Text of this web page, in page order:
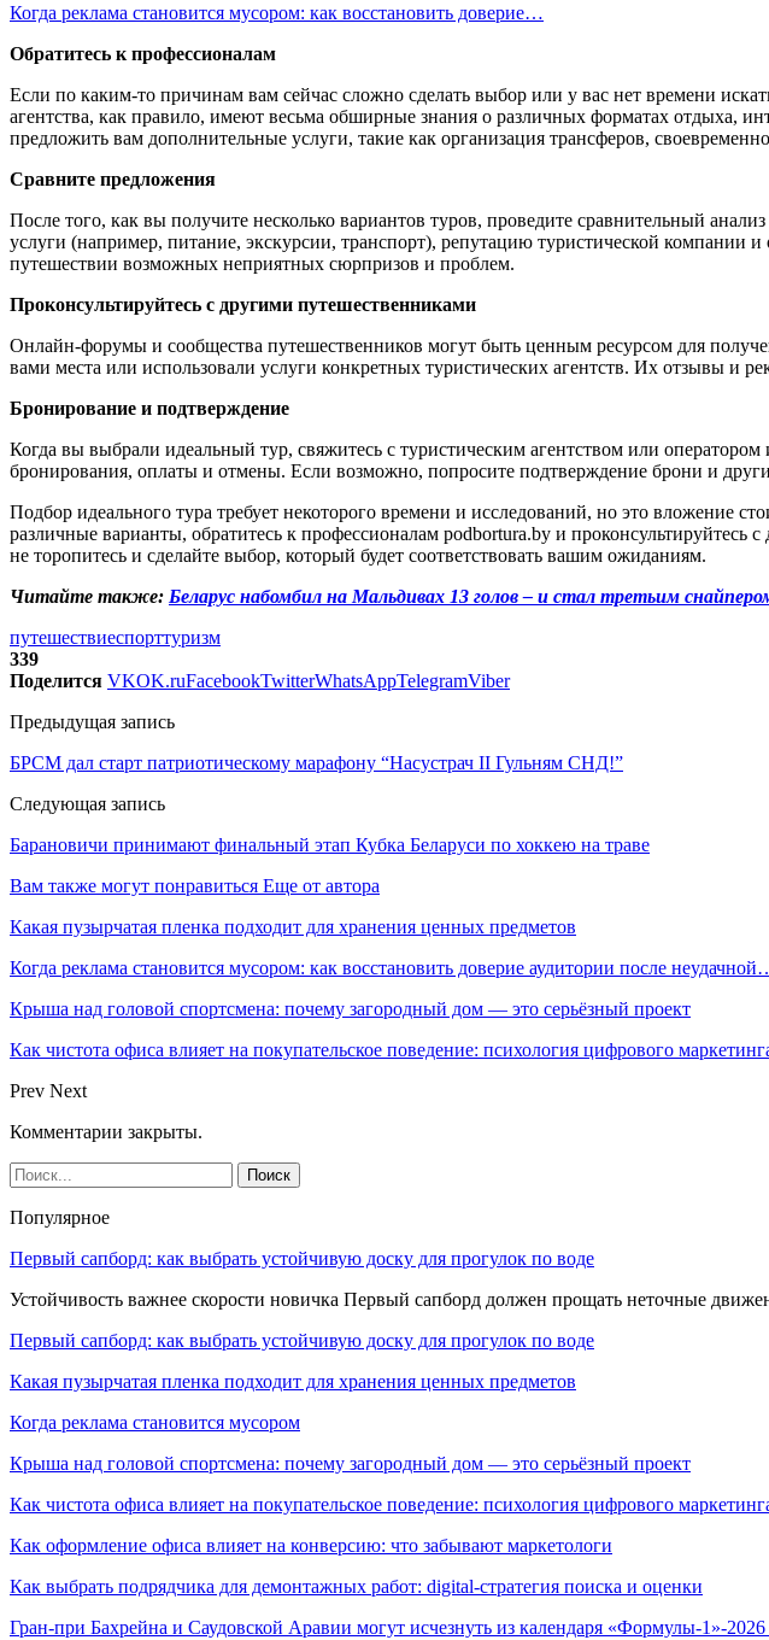
Когда реклама становится мусором: как восстановить доверие…
Обратитесь к профессионалам
Если по каким-то причинам вам сейчас сложно сделать выбор или у вас нет времени
агентства, как правило, имеют весьма обширные знания о различных форматах отдыха,
предложить вам дополнительные услуги, такие как организация трансферов,
Сравните предложения
После того, как вы получите несколько вариантов туров, проведите сравнительный
услуги (например, питание, экскурсии, транспорт), репутацию туристической компании
путешествии возможных неприятных сюрпризов и проблем.
Проконсультируйтесь с другими путешественниками
Онлайн-форумы и сообщества путешественников могут быть ценным ресурсом для
вами места или использовали услуги конкретных туристических агентств. Их отзывы и
Бронирование и подтверждение
Когда вы выбрали идеальный тур, свяжитесь с туристическим агентством или
бронирования, оплаты и отмены. Если возможно, попросите подтверждение брони и
Подбор идеального тура требует некоторого времени и исследований, но это вложение
различные варианты, обратитесь к профессионалам podbortura.by и
не торопитесь и сделайте выбор, который будет соответствовать вашим ожиданиям.
Читайте также: Беларус набомбил на Мальдивах 13 голов – и стал третьим
путешествиеспорттуризм
339
Поделится VKOK.ruFacebookTwitterWhatsAppTelegramViber
Предыдущая запись
БРСМ дал старт патриотическому марафону “Насустрач II Гульням СНД!”
Следующая запись
Барановичи принимают финальный этап Кубка Беларуси по хоккею на траве
Вам также могут понравиться Еще от автора
Какая пузырчатая пленка подходит для хранения ценных предметов
Когда реклама становится мусором: как восстановить доверие аудитории после
Крыша над головой спортсмена: почему загородный дом — это серьёзный проект
Как чистота офиса влияет на покупательское поведение: психология цифрового
Prev Next
Комментарии закрыты.
Популярное
Первый сапборд: как выбрать устойчивую доску для прогулок по воде
Устойчивость важнее скорости новичка Первый сапборд должен прощать неточные
Первый сапборд: как выбрать устойчивую доску для прогулок по воде
Какая пузырчатая пленка подходит для хранения ценных предметов
Когда реклама становится мусором
Крыша над головой спортсмена: почему загородный дом — это серьёзный проект
Как чистота офиса влияет на покупательское поведение: психология цифрового
Как оформление офиса влияет на конверсию: что забывают маркетологи
Как выбрать подрядчика для демонтажных работ: digital-стратегия поиска и оценки
Гран-при Бахрейна и Саудовской Аравии могут исчезнуть из календаря «Формулы-1»-